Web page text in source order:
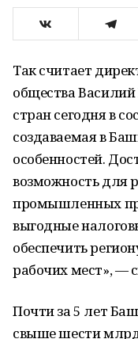
Так считает
общества
стран сегодня в
создаваемая в
особенностей.
возможность для
промышленных
выгодные
обеспечить
рабочих мест», —
Почти за 5 лет
свыше шести млрд